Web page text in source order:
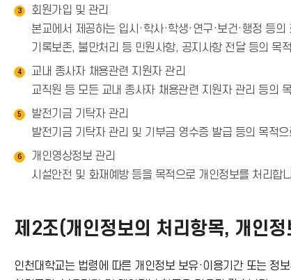
3
회원가입 및 관리
본교에서 제공하는 입시·학사·학생·연구·보건·행정 등
기록보존, 불만처리 등 민원사항, 공지사항 전달 등의 목
4
교내 종사자 채용관련 지원자 관리
교직원 등 모든 교내 종사자 채용관련 지원자 관리 등의
5
발전기금 기탁자 관리
발전기금 기탁자 관리 및 기부금 영수증 발급 등의 목적
6
개인영상정보 관리
시설안전 및 화재예방 등을 목적으로 개인정보를 처리합
제2조(개인정보의 처리항목, 개인
인천대학교는 법령에 따른 개인정보 보유·이용기간 또는 정